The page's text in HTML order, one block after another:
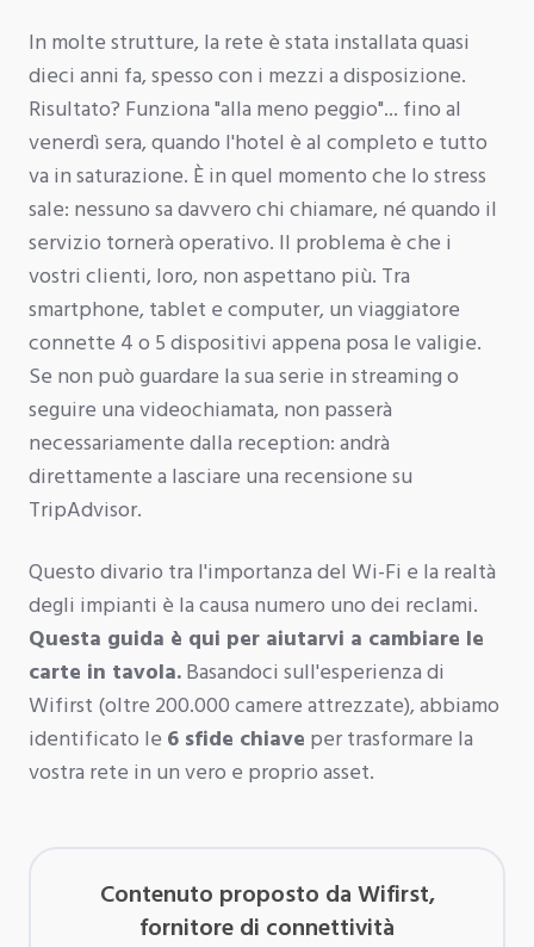
In molte strutture, la rete è stata installata quasi
dieci anni fa, spesso con i mezzi a disposizione.
Risultato? Funziona "alla meno peggio"... fino al
venerdì sera, quando l'hotel è al completo e tutto
va in saturazione. È in quel momento che lo stress
sale: nessuno sa davvero chi chiamare, né quando il
servizio tornerà operativo. Il problema è che i
vostri clienti, loro, non aspettano più. Tra
smartphone, tablet e computer, un viaggiatore
connette 4 o 5 dispositivi appena posa le valigie.
Se non può guardare la sua serie in streaming o
seguire una videochiamata, non passerà
necessariamente dalla reception: andrà
direttamente a lasciare una recensione su
TripAdvisor.
Questo divario tra l'importanza del Wi-Fi e la realtà
degli impianti è la causa numero uno dei reclami.
Questa guida è qui per aiutarvi a cambiare le
carte in tavola. Basandoci sull'esperienza di
Wifirst (oltre 200.000 camere attrezzate), abbiamo
identificato le 6 sfide chiave per trasformare la
vostra rete in un vero e proprio asset.
Contenuto proposto da Wifirst,
fornitore di connettività